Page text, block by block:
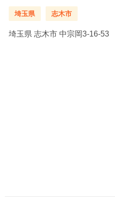
埼玉県 志木市
埼玉県 志木市 中宗岡3-16-53